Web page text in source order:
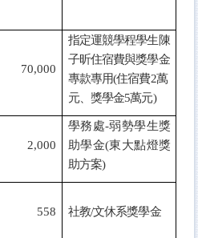
70,000
指定運競學程學生陳
子昕住宿費與獎學金
專款專用(住宿費2萬
元、獎學金5萬元)
2,000
學務處-弱勢學生獎
助學金(東大點燈獎
助方案)
558 社教/文休系獎學金